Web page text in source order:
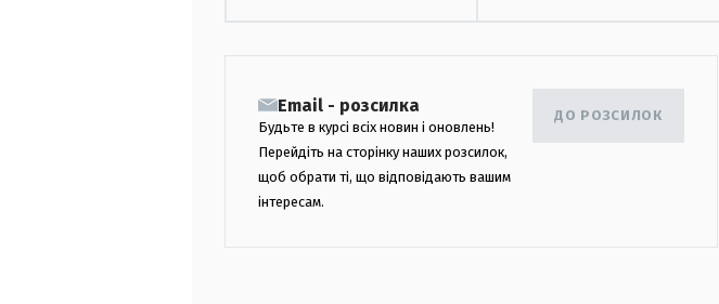
Email - розсилка
Будьте в курсі всіх новин і оновлень!
Перейдіть на сторінку наших розсилок,
щоб обрати ті, що відповідають вашим
інтересам.
ДО РОЗСИЛОК